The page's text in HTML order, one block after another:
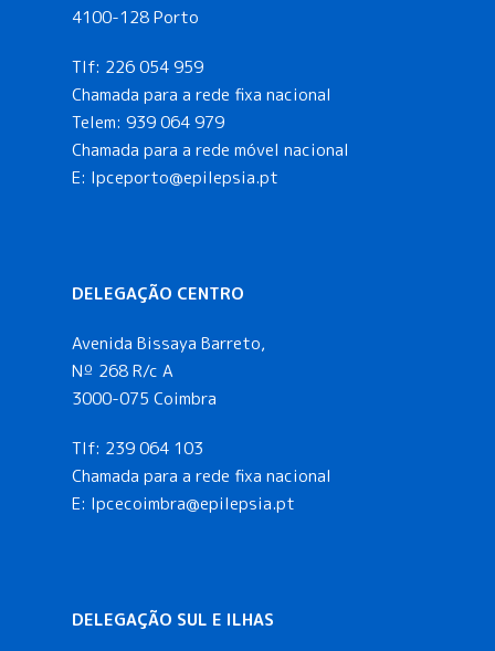
4100-128 Porto
Tlf: 226 054 959
Chamada para a rede fixa nacional
Telem: 939 064 979
Chamada para a rede móvel nacional
E: lpceporto@epilepsia.pt
DELEGAÇÃO CENTRO
Avenida Bissaya Barreto,
Nº 268 R/c A
3000-075 Coimbra
Tlf: 239 064 103
Chamada para a rede fixa nacional
E: lpcecoimbra@epilepsia.pt
DELEGAÇÃO SUL E ILHAS